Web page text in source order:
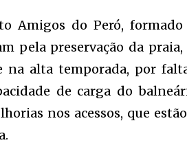
Amigos do Peró,
pela preservação da praia,
na alta temporada, por
de carga do
nos acessos, que